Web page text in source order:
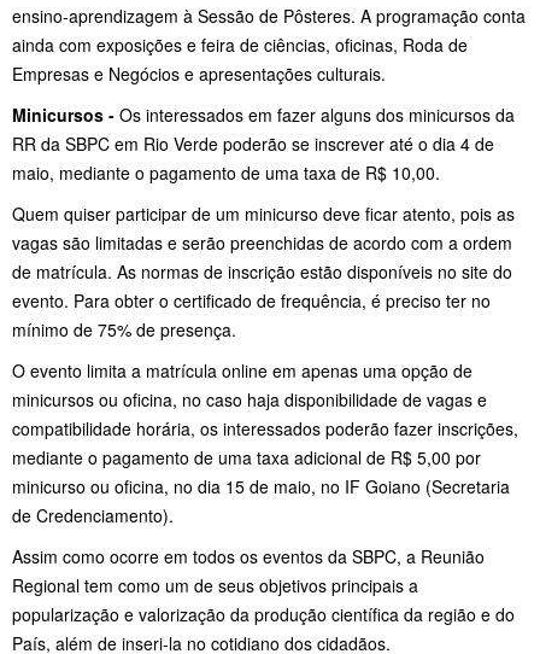
ensino-aprendizagem à Sessão de Pôsteres. A programação conta
ainda com exposições e feira de ciências, oficinas, Roda de
Empresas e Negócios e apresentações culturais.
Minicursos - Os interessados em fazer alguns dos minicursos da
RR da SBPC em Rio Verde poderão se inscrever até o dia 4 de
maio, mediante o pagamento de uma taxa de R$ 10,00.
Quem quiser participar de um minicurso deve ficar atento, pois as
vagas são limitadas e serão preenchidas de acordo com a ordem
de matrícula. As normas de inscrição estão disponíveis no site do
evento. Para obter o certificado de frequência, é preciso ter no
mínimo de 75% de presença.
O evento limita a matrícula online em apenas uma opção de
minicursos ou oficina, no caso haja disponibilidade de vagas e
compatibilidade horária, os interessados poderão fazer inscrições,
mediante o pagamento de uma taxa adicional de R$ 5,00 por
minicurso ou oficina, no dia 15 de maio, no IF Goiano (Secretaria
de Credenciamento).
Assim como ocorre em todos os eventos da SBPC, a Reunião
Regional tem como um de seus objetivos principais a
popularização e valorização da produção científica da região e do
País, além de inseri-la no cotidiano dos cidadãos.